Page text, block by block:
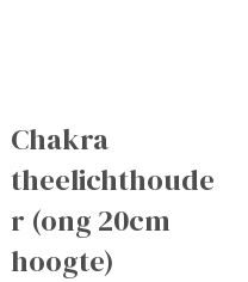
Chakra
theelichthoude
r (ong 20cm
hoogte)